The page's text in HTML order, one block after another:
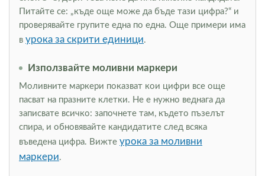
Питайте се: „къде още може да бъде тази цифра?“ и
проверявайте групите една по една. Още примери има
в урока за скрити единици.
Използвайте моливни маркери
Моливните маркери показват кои цифри все още
пасват на празните клетки. Не е нужно веднага да
записвате всичко: започнете там, където пъзелът
спира, и обновявайте кандидатите след всяка
въведена цифра. Вижте урока за моливни
маркери.